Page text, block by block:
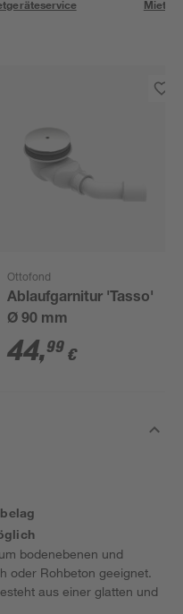
Ottofond
Ablaufgarnitur 'Tasso'
Ø 90 mm
44,99 €
bodenebenen und
oder Rohbeton geeignet.
aus einer glatten und